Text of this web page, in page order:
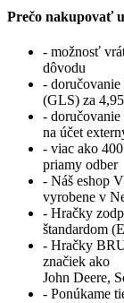
Prečo nakupovať
- možnosť
dôvodu
-
(GLS) za
- doručovanie
na účet
- viac ako
priamy odber
- Náš eshop
vyrobene v
- Hračky
štandardom
- Hračky
značiek ako
John Deere,
- Ponúkame